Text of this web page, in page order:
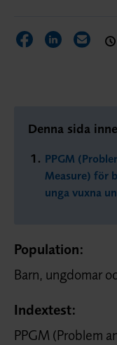
DelaDela
Denna sida
PPGM
Measure) för
unga vuxna
Population:
Barn, ungdomar
Indextest:
PPGM (Problem